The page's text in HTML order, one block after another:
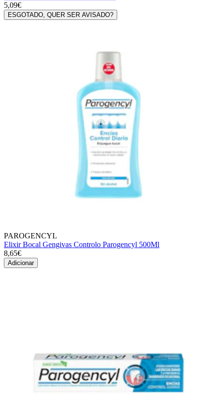
5,09€
ESGOTADO, QUER SER AVISADO?
PAROGENCYL
Elixir Bocal Gengivas Controlo Parogencyl 500Ml
8,65€
Adicionar